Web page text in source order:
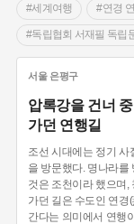
#세계여행 #연경
#독립협회 서재필 독립
서울 은평구
압록강을 건너
가던 연행길
조선 시대에는 정기 사
을 방문했다. 명나라를
것은 조천이라 했으며,
가던 길은 수도인 연경
간다는 의미에서 연행